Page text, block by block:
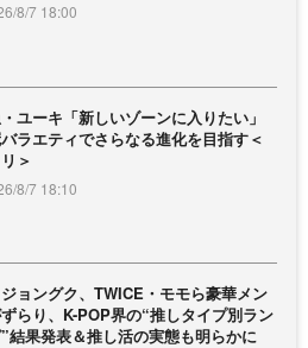
8/7 18:00
ユーキ「新しいゾーンに入りたい」
ラエティでさらなる進化を目指す＜
＞
8/7 18:10
ョングク、TWICE・モモら豪華メン
らり、K-POP界の“推しタイプ別ラン
結果発表＆推し活の実態も明らかに